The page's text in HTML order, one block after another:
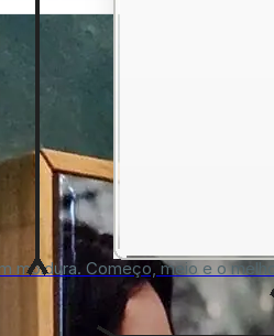
moldura. Começo, meio e o